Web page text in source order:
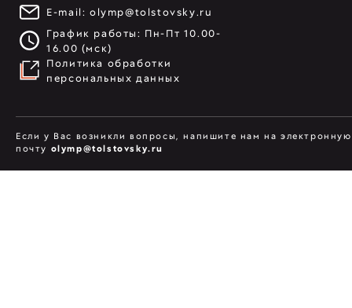
E-mail: olymp@tolstovsky.ru
График работы: Пн-Пт 10.00-
16.00 (мск)
Политика обработки
персональных данных
Если у Вас возникли вопросы, напишите нам на электронную
почту olymp@tolstovsky.ru